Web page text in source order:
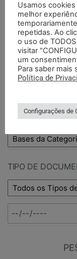
PESQUISAR POR
BASE DA
TIPO DE
Usamos
melhor
repetidas. Ao
o uso de
visitar
um
Para saber mais
Política de
Configurações de